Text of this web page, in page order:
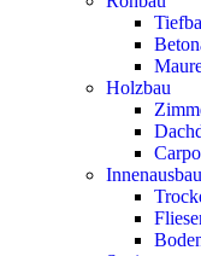
Holzbau
Innenausbau